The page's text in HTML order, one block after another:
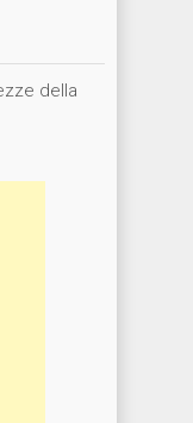
della